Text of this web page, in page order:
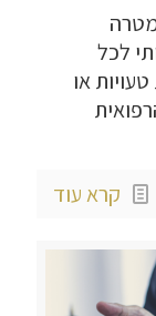
לכל
או
קרא עוד